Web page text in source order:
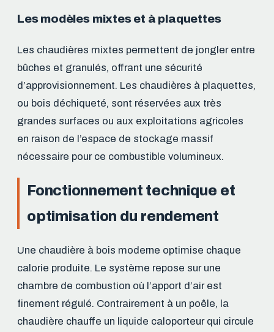
Les modèles mixtes et à plaquettes
Les chaudières mixtes permettent de jongler entre
bûches et granulés, offrant une sécurité
d’approvisionnement. Les chaudières à plaquettes,
ou bois déchiqueté, sont réservées aux très
grandes surfaces ou aux exploitations agricoles
en raison de l’espace de stockage massif
nécessaire pour ce combustible volumineux.
Fonctionnement technique et
optimisation du rendement
Une chaudière à bois moderne optimise chaque
calorie produite. Le système repose sur une
chambre de combustion où l’apport d’air est
finement régulé. Contrairement à un poêle, la
chaudière chauffe un liquide caloporteur qui circule